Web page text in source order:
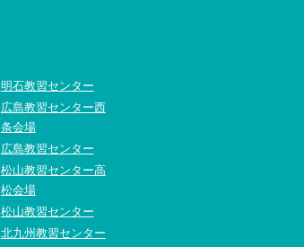
明石教習センター
広島教習センター西
条会場
広島教習センター
松山教習センター高
松会場
松山教習センター
北九州教習センター